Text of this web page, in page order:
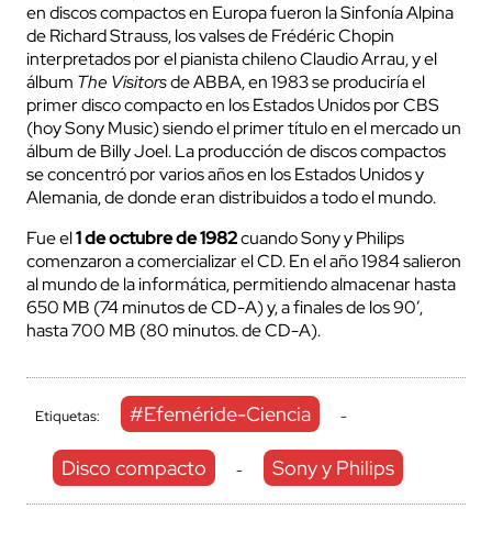
en discos compactos en Europa fueron la Sinfonía Alpina
de Richard Strauss, los valses de Frédéric Chopin
interpretados por el pianista chileno Claudio Arrau, y el
álbum The Visitorsde ABBA, en 1983 se produciría el
primer disco compacto en los Estados Unidos por CBS
(hoy Sony Music) siendo el primer título en el mercado un
álbum de Billy Joel. La producción de discos compactos
se concentró por varios años en los Estados Unidos y
Alemania, de donde eran distribuidos a todo el mundo.
Fue el1 de octubre de 1982cuando Sony y Philips
comenzaron a comercializar el CD. En el año 1984 salieron
al mundo de la informática, permitiendo almacenar hasta
650 MB (74 minutos de CD-A) y, a finales de los 90′,
hasta 700 MB (80 minutos. de CD-A).
Etiquetas: #Efeméride-Ciencia -
Disco compacto - Sony y Philips